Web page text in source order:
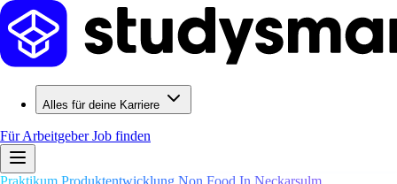
Alles für deine Karriere
Für ArbeitgeberJob finden
Praktikum Produktentwicklung Non Food In Neckarsulm